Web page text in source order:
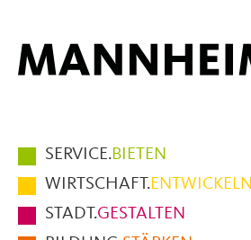
Hauptmenüpunkte
im
Fußbereich
der
SERVICE.BIETEN
WIRTSCHAFT.ENTWICKELN
STADT.GESTALTEN